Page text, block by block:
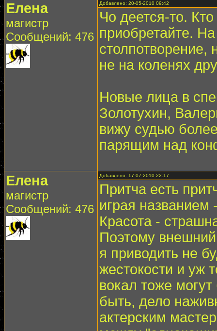
Елена
магистр
Сообщений: 476
Добавлено: 20-05-2010 09:42
Чо деется-то.
приобретайте.
столпотворение,
не на коленях
Новые лица в
Золотухин,
вижу судью
парящим над
Елена
магистр
Сообщений: 476
Добавлено: 17-07-2010 22:17
Притча есть
играя
Красота -
Поэтому
я приводить не
жестокости и уж
вокал тоже
быть, дело
актерским